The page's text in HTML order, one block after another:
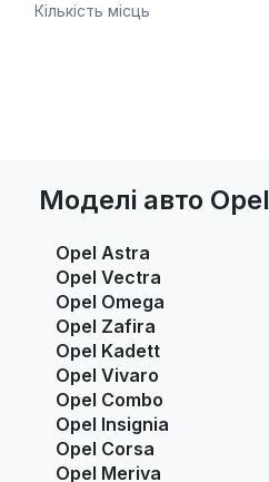
Кількість місць
Моделі авто Opel
Opel Astra
Opel Vectra
Opel Omega
Opel Zafira
Opel Kadett
Opel Vivaro
Opel Combo
Opel Insignia
Opel Corsa
Opel Meriva